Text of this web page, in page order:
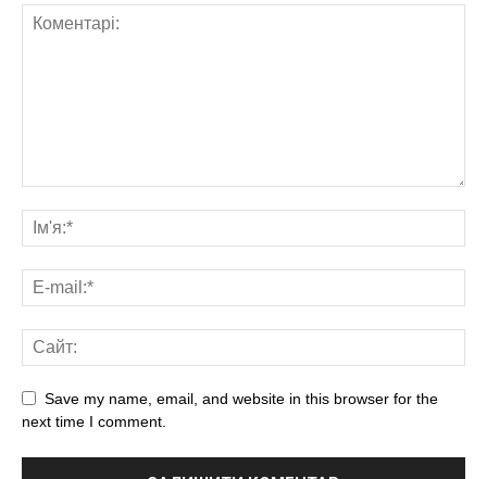
Save my name, email, and website in this browser for the
next time I comment.